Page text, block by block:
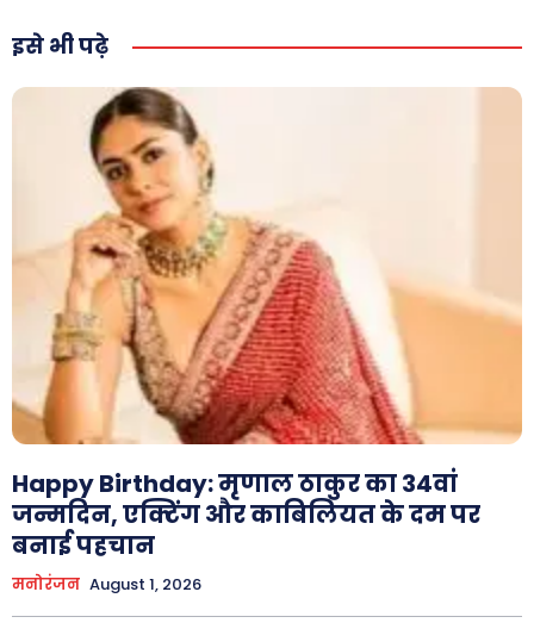
इसे भी पढ़े
Happy Birthday: मृणाल ठाकुर का 34वां
जन्मदिन, एक्टिंग और काबिलियत के दम पर
बनाई पहचान
मनोरंजन August 1, 2026